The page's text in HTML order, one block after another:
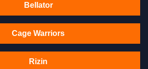
Bellator
Cage Warriors
Rizin